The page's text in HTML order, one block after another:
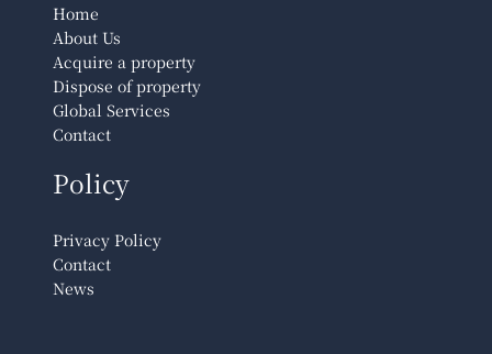
Home
About Us
Acquire a property
Dispose of property
Global Services
Contact
Policy
Privacy Policy
Contact
News